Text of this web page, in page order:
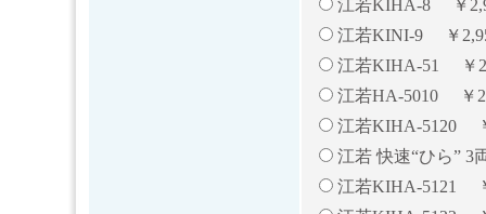
江若KIHA-8 ￥
江若KINI-9 ￥
江若KIHA-51
江若HA-5010 ￥
江若KIHA-5120
江若 快速“ひら”
江若KIHA-5121